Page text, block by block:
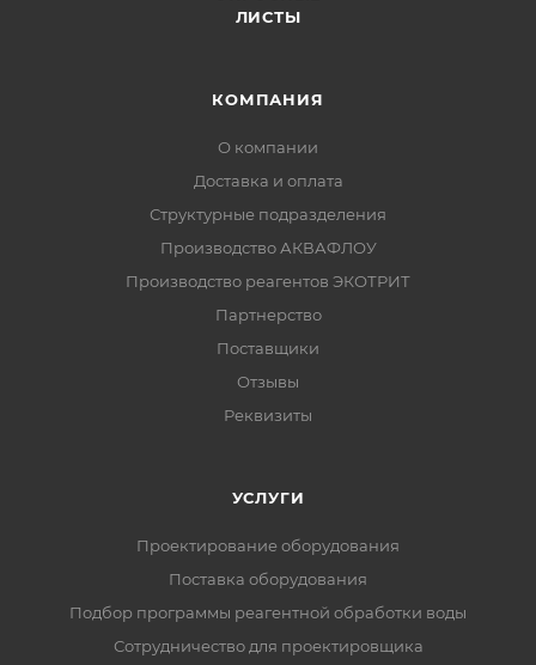
ЛИСТЫ
КОМПАНИЯ
О компании
Доставка и оплата
Структурные подразделения
Производство АКВАФЛОУ
Производство реагентов ЭКОТРИТ
Партнерство
Поставщики
Отзывы
Реквизиты
УСЛУГИ
Проектирование оборудования
Поставка оборудования
Подбор программы реагентной обработки воды
Сотрудничество для проектировщика